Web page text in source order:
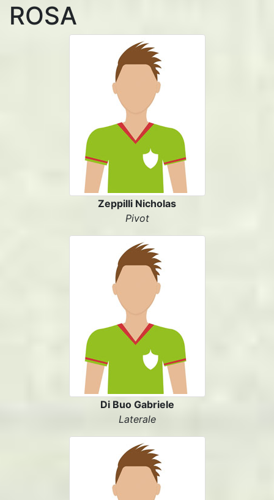
ROSA
Zeppilli Nicholas
Pivot
Di Buo Gabriele
Laterale